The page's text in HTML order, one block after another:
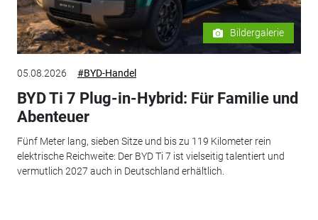
Bildergalerie
05.08.2026 #BYD-Handel
BYD Ti 7 Plug-in-Hybrid: Für Familie und
Abenteuer
Fünf Meter lang, sieben Sitze und bis zu 119 Kilometer rein
elektrische Reichweite: Der BYD Ti 7 ist vielseitig talentiert und
vermutlich 2027 auch in Deutschland erhältlich.